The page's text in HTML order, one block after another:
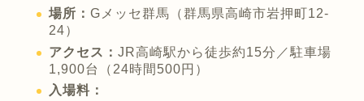
場所： Gメッセ群馬（群馬県高崎市岩押町12-
24）
アクセス： JR高崎駅から徒歩約15分／駐車場
1,900台（24時間500円）
入場料：